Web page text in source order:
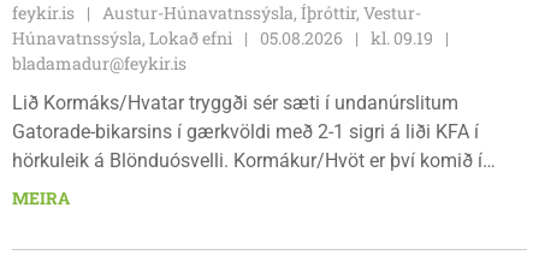
feykir.is
Austur-Húnavatnssýsla, Íþróttir, Vestur-
Húnavatnssýsla, Lokað efni
05.08.2026
kl. 09.19
bladamadur@feykir.is
Lið Kormáks/Hvatar tryggði sér sæti í undanúrslitum
Gatorade-bikarsins í gærkvöldi með 2-1 sigri á liði KFA í
hörkuleik á Blönduósvelli. Kormákur/Hvöt er því komið í
undanúrslitin annað árið í röð, en ásamt þeim verða
verður.
MEIRA